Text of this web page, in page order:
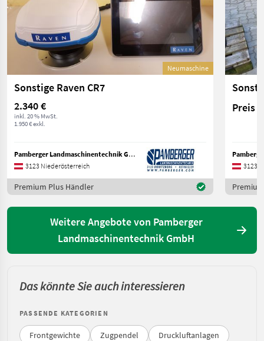
Neumaschine
Sonstige Raven CR7
2.340 €
inkl. 20 % MwSt.
1.950 € exkl.
Pamberger Landmaschinentechnik GmbH
3123 Niederösterreich
Premium Plus Händler
Preis
3123
Weitere Angebote von Pamberger
Landmaschinentechnik GmbH
Das könnte Sie auch interessieren
PASSENDE KATEGORIEN
Frontgewichte Zugpendel
Druckluftanlagen